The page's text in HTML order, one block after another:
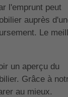
l'emprunt peut
auprès
Le
un aperçu du
Grâce à
au mieux.